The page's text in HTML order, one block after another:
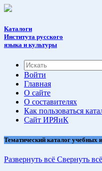
Каталоги
Института русского
языка и культуры
Войти
Главная
О сайте
О составителях
Как пользоваться
Cайт ИРЯиК
Тематический каталог учебных
Развернуть всё Свернуть всё